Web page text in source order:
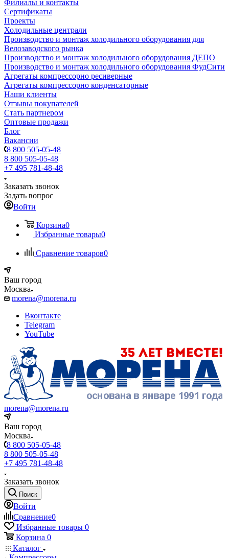
Филиалы и контакты
Сертификаты
Проекты
Холодильные централи
Производство и монтаж холодильного оборудования для
Велозаводского рынка
Производство и монтаж холодильного оборудования ДЕПО
Производство и монтаж холодильного оборудования ФудСити
Агрегаты компрессорно ресиверные
Агрегаты компрессорно конденсаторные
Наши клиенты
Отзывы покупателей
Стать партнером
Оптовые продажи
Блог
Вакансии
8 800 505-05-48
8 800 505-05-48
+7 495 781-48-48
Заказать звонок
Задать вопрос
Войти
Корзина0
Избранные товары0
Сравнение товаров0
Ваш город
Москва
morena@morena.ru
Вконтакте
Telegram
YouTube
morena@morena.ru
Ваш город
Москва
8 800 505-05-48
8 800 505-05-48
+7 495 781-48-48
Заказать звонок
Поиск
Войти
Сравнение0
Избранные товары 0
Корзина 0
Каталог